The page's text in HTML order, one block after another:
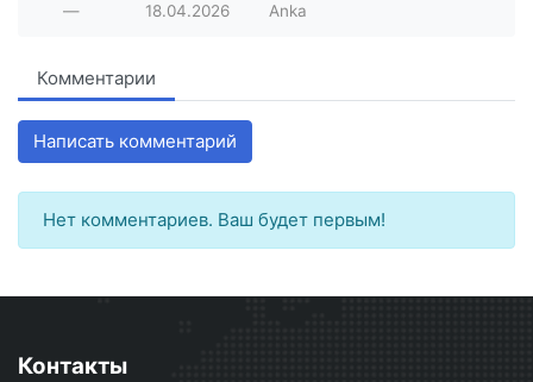
— 18.04.2026 Anka
Комментарии
Написать комментарий
Нет комментариев. Ваш будет первым!
Контакты